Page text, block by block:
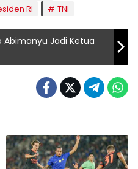
RI TNI
Abimanyu Jadi Ketua